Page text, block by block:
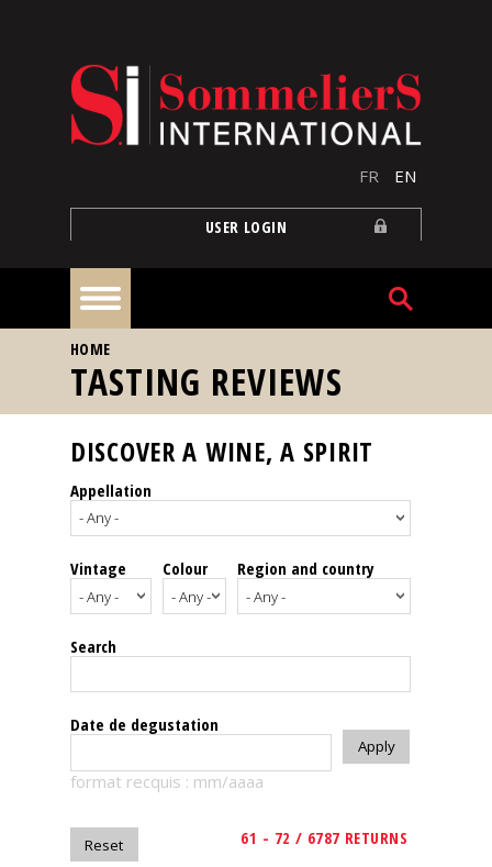
FR EN
USER LOGIN
Home
Our
events
Spirits
Tasting
reviews
The
magazine
YOU ARE HERE
HOME
TASTING REVIEWS
DISCOVER A WINE, A SPIRIT
Appellation
Vintage Colour Region and country
Search
Date de degustation
format recquis : mm/aaaa
61 - 72 / 6787 RETURNS